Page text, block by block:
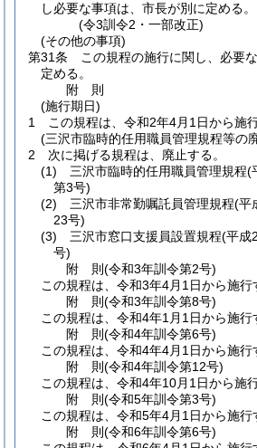
し必要な事項は、市長が別に定める。
(令3訓令2・一部改正)
(その他の事項)
第31条
この規程の施行に関し、必要
定める。
附 則
(施行期日)
1
この規程は、令和2年4月1日から施行
(三沢市臨時的任用職員管理規程等の
2
次に掲げる規程は、廃止する。
(1)
三沢市臨時的任用職員管理規程(
第3号)
(2)
三沢市非常勤嘱託員管理規程(平
23号)
(3)
三沢市窓口支援員設置規程(平成
号)
附 則(令和3年訓令第2号)
この規程は、令和3年4月1日から施行
附 則(令和3年訓令第8号)
この規程は、令和4年1月1日から施行
附 則(令和4年訓令第6号)
この規程は、令和4年4月1日から施行
附 則(令和4年訓令第12号)
この規程は、令和4年10月1日から施行
附 則(令和5年訓令第3号)
この規程は、令和5年4月1日から施行
附 則(令和6年訓令第6号)